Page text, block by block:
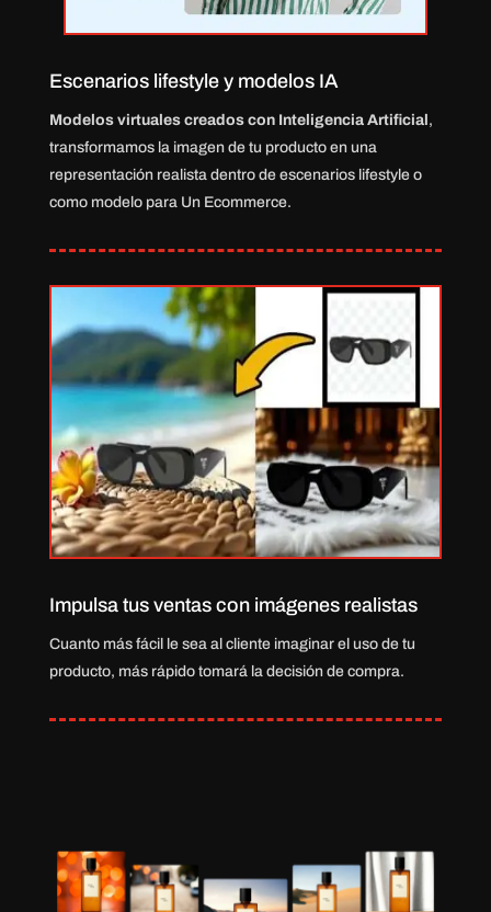
Escenarios lifestyle y modelos IA
Modelos virtuales creados con Inteligencia Artificial ,
transformamos la imagen de tu producto en una
representación realista dentro de escenarios lifestyle o
como modelo para Un Ecommerce.
Impulsa tus ventas con imágenes realistas
Cuanto más fácil le sea al cliente imaginar el uso de tu
producto, más rápido tomará la decisión de compra.